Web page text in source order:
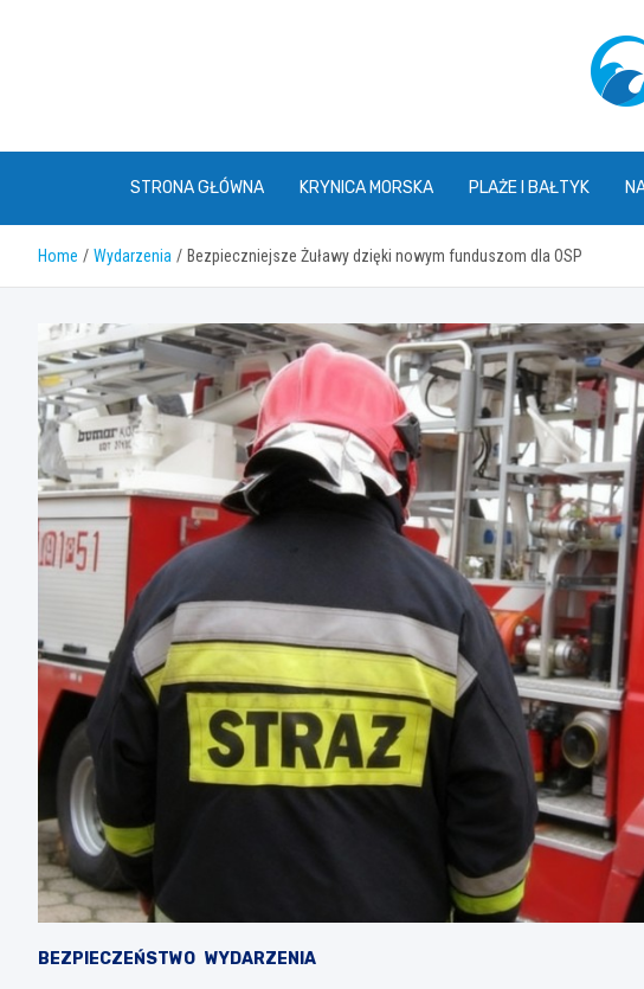
STRONA GŁÓWNA KRYNICA MORSKA PLAŻE I BAŁTYK
Home Wydarzenia Bezpieczniejsze Żuławy dzięki nowym funduszom dla OSP
BEZPIECZEŃSTWO WYDARZENIA